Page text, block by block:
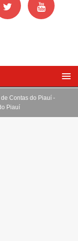
Contas do Piauí -
Piauí